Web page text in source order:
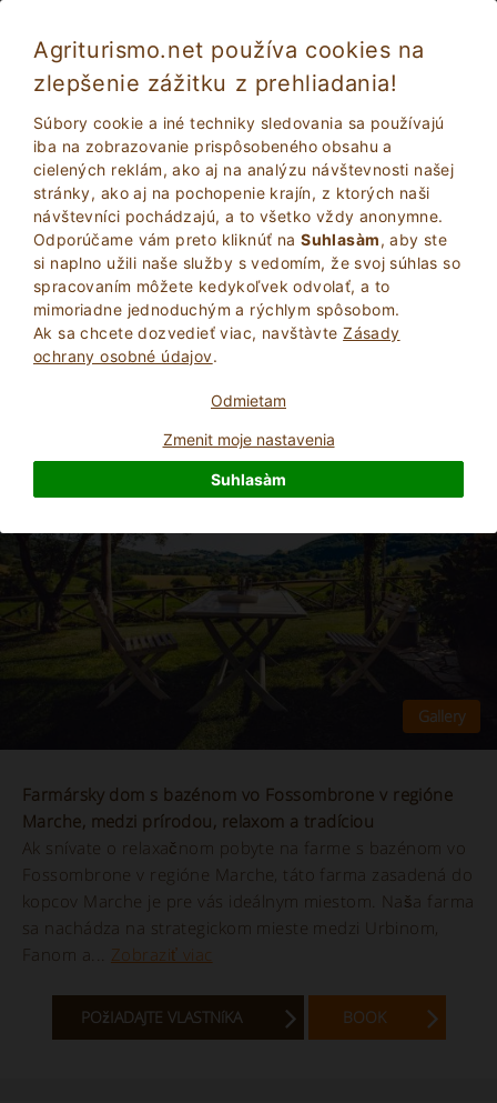
Agriturismo.net používa cookies na
zlepšenie zážitku z prehliadania!
Súbory cookie a iné techniky sledovania sa používajú
iba na zobrazovanie prispôsobeného obsahu a
cielených reklám, ako aj na analýzu návštevnosti našej
stránky, ako aj na pochopenie krajín, z ktorých naši
návštevníci pochádzajú, a to všetko vždy anonymne.
Odporúčame vám preto kliknúť naSuhlasàm, aby ste
si naplno užili naše služby s vedomím, že svoj súhlas so
spracovaním môžete kedykoľvek odvolať, a to
mimoriadne jednoduchým a rýchlym spôsobom.
Ak sa chcete dozvedieť viac, navštà­vteZásady
ochrany osobné údajov.
Odmietam
Zmenit moje nastavenia
Suhlasàm
Fossombrone 5586
Statok
Pesaro Urbino, Fossombrone (Pozri mapu)
Okamžitej Rezervácie 25Počet lôžok
POžIADAJTE VLASTNíKA BOOK
8.5
Viac Informácií
Farmársky dom s bazénom vo Fossombrone v regióne
Marche, medzi prírodou, relaxom a tradíciou
Ak snívate o relaxačnom pobyte na farme s bazénom vo
Fossombrone v regióne Marche, táto farma zasadená do
kopcov Marche je pre vás ideálnym miestom. Naša farma
sa nachádza na strategickom mieste medzi Urbinom,
Fanom a... Zobraziť viac
POžIADAJTE VLASTNíKA BOOK